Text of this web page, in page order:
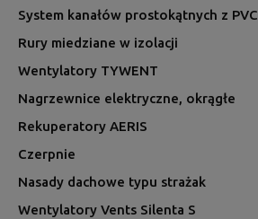
System kanałów prostokątnych z PVC
Rury miedziane w izolacji
Wentylatory TYWENT
Nagrzewnice elektryczne, okrągłe
Rekuperatory AERIS
Czerpnie
Nasady dachowe typu strażak
Wentylatory Vents Silenta S